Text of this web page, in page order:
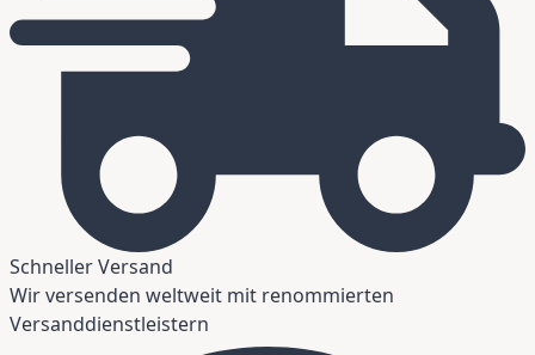
Schneller Versand
Wir versenden weltweit mit renommierten
Versanddienstleistern